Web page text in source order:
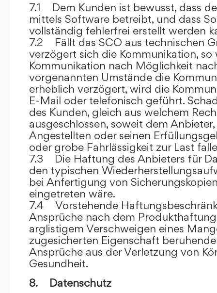
7.1 Dem Kunden ist bewusst, dass
mittels Software betreibt, und dass
vollständig fehlerfrei erstellt werden
7.2 Fällt das SCO aus technischen
verzögert sich die Kommunikation, so
Kommunikation nach Möglichkeit
vorgenannten Umstände die
erheblich verzögert, wird die
E-Mail oder telefonisch geführt.
des Kunden, gleich aus welchem
ausgeschlossen, soweit dem
Angestellten oder seinen
oder grobe Fahrlässigkeit zur Last
7.3 Die Haftung des Anbieters für
den typischen
bei Anfertigung von
eingetreten wäre.
7.4 Vorstehende
Ansprüche nach dem
arglistigem Verschweigen eines
zugesicherten Eigenschaft
Ansprüche aus der Verletzung von
Gesundheit.
8. Datenschutz